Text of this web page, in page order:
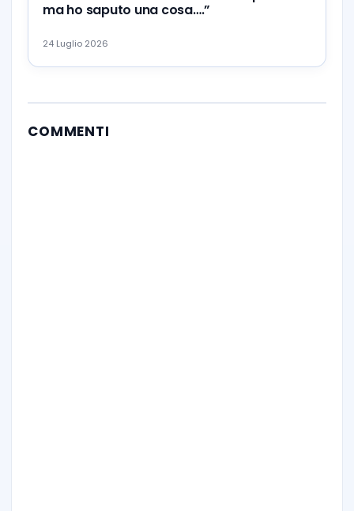
ma ho saputo una cosa….”
24 Luglio 2026
COMMENTI